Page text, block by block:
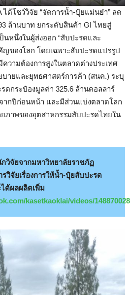
ได้โชว์วิจัย “จัดการน้ำ-ปุ๋ยแม่นยำ” ลด
ล้านบาท ยกระดับสินค้า GI ไทยสู่
หนึ่งในผู้ส่งออก “สับปะรดและ
ของโลก โดยเฉพาะสับปะรดแปรรูป
วามต้องการสูงในตลาดต่างประเทศ
ายและยุทธศาสตร์การค้า (สนค.) ระบุ
ดกระป๋องมูลค่า 325.6 ล้านดอลลาร์
ากปีก่อนหน้า และมีส่วนแบ่งตลาดโลก
ยภาพของอุตสาหกรรมสับปะรดไทยใน
กวิจัยจากมหาวิทยาลัยราชภัฏ
วิจัยเรื่องการให้น้ำ-ปุ๋ยสับปะรด
ด้ผลผลิตเพิ่ม
kasetkaoklai/videos/